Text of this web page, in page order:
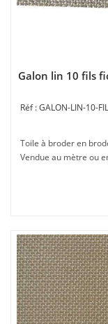
Galon lin 10 fils
GALON-LIN-10-
Toile à broder en
Vendue au mètre ou